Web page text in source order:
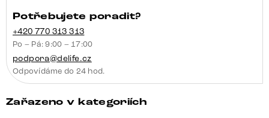
Potřebujete poradit?
+420 770 313 313
Po – Pá: 9:00 – 17:00
podpora@delife.cz
Odpovídáme do 24 hod.
Zařazeno v kategoriích